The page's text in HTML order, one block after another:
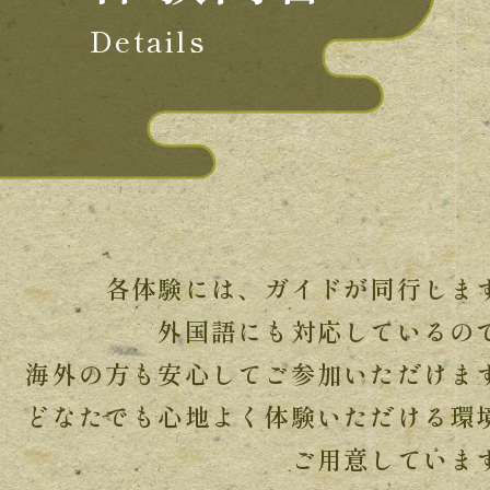
Details
各体験には、ガイドが同行しま
外国語にも対応しているの
海外の方も安心してご参加いただけま
どなたでも心地よく体験いただける環
ご用意していま